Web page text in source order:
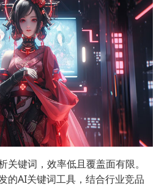
关键词，效率低且覆盖面有限。
的AI关键词工具，结合行业竞品